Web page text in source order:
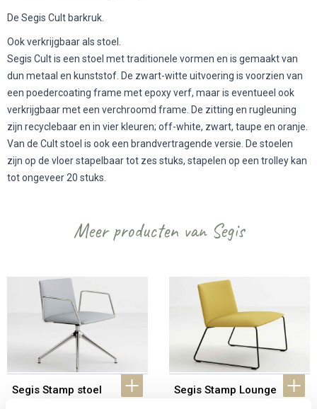
De Segis Cult barkruk.
Ook verkrijgbaar als stoel.
Segis Cult is een stoel met traditionele vormen en is gemaakt van
dun metaal en kunststof. De zwart-witte uitvoering is voorzien van
een poedercoating frame met epoxy verf, maar is eventueel ook
verkrijgbaar met een verchroomd frame. De zitting en rugleuning
zijn recyclebaar en in vier kleuren; off-white, zwart, taupe en oranje.
Van de Cult stoel is ook een brandvertragende versie. De stoelen
zijn op de vloer stapelbaar tot zes stuks, stapelen op een trolley kan
tot ongeveer 20 stuks.
Meer producten van Segis
Segis Stamp stoel
Segis Stamp Lounge